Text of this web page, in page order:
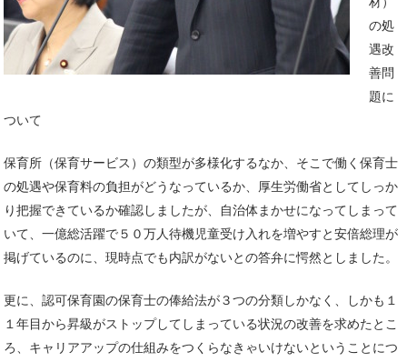
の処
遇改
善問
題に
ついて
保育所（保育サービス）の類型が多様化するなか、そこで働く保育士
の処遇や保育料の負担がどうなっているか、厚生労働省としてしっか
り把握できているか確認しましたが、自治体まかせになってしまって
いて、一億総活躍で５０万人待機児童受け入れを増やすと安倍総理が
掲げているのに、現時点でも内訳がないとの答弁に愕然としました。
更に、認可保育園の保育士の俸給法が３つの分類しかなく、しかも１
１年目から昇級がストップしてしまっている状況の改善を求めたとこ
ろ、キャリアアップの仕組みをつくらなきゃいけないということにつ